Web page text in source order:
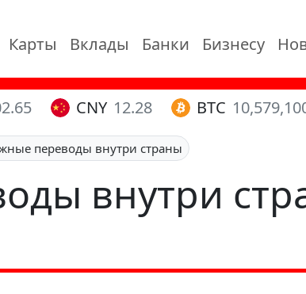
Карты Вклады Банки Бизнесу
CNY 12.28 BTC
переводы внутри страны
внутри